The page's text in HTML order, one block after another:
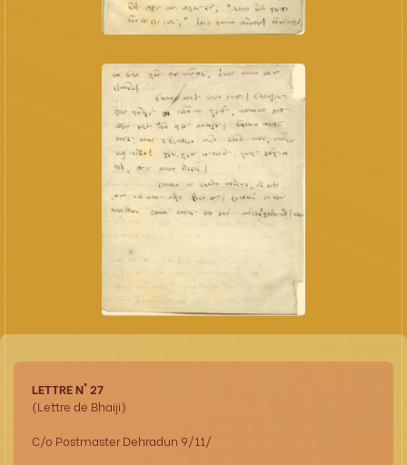
LETTRE N° 27
(Lettre de Bhaiji)
C/o Postmaster Dehradun 9/11/